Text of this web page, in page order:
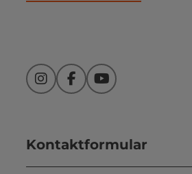
InstagramFacebookYouTube
Kontaktformular